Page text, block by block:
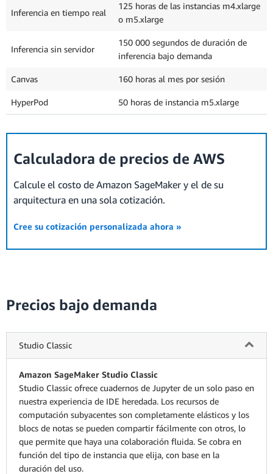
Inferencia en tiempo real
125 horas de las instancias m4.xlarge
o m5.xlarge
Inferencia sin servidor
150 000 segundos de duración de
inferencia bajo demanda
Canvas 160 horas al mes por sesión
HyperPod 50 horas de instancia m5.xlarge
Calculadora de precios de AWS
Calcule el costo de Amazon SageMaker y el de su
arquitectura en una sola cotización.
Cree su cotización personalizada ahora »
Precios bajo demanda
Studio Classic
Amazon SageMaker Studio Classic
Studio Classic ofrece cuadernos de Jupyter de un solo paso en
nuestra experiencia de IDE heredada. Los recursos de
computación subyacentes son completamente elásticos y los
blocs de notas se pueden compartir fácilmente con otros, lo
que permite que haya una colaboración fluida. Se cobra en
función del tipo de instancia que elija, con base en la
duración del uso.